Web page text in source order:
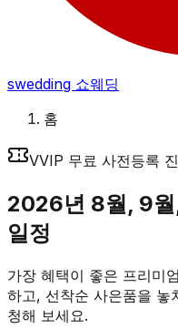
swedding 쇼웨딩
홈
VVIP 무료 사전등록
2026년 8월, 9월
일정
가장 혜택이 좋은 프리미
하고, 선착순 사은품을 놓
청해 보세요.